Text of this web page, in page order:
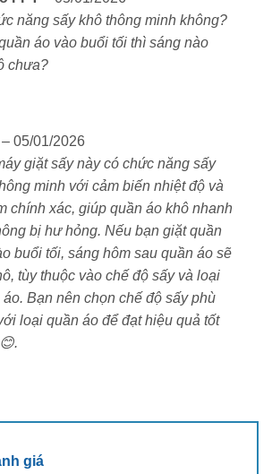
siêu lớn – Tiết kiệm thời gian
Mijia MJ101 mang đến khả năng
khô 9kg, lý tưởng cho gia đình đông
năng sấy khô thông minh không?
áo vào buổi tối thì sáng nào
chưa?
– 05/01/2026
giặt sấy này có chức năng sấy
minh với cảm biến nhiệt độ và
chính xác, giúp quần áo khô nhanh
bị hư hỏng. Nếu bạn giặt quần
buổi tối, sáng hôm sau quần áo sẽ
tùy thuộc vào chế độ sấy và loại
áo. Bạn nên chọn chế độ sấy phù
loại quần áo để đạt hiệu quả tốt
giá